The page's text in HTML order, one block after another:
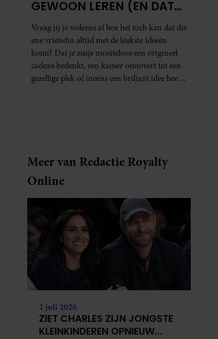
GEWOON LEREN (EN DAT
DOE JE ZO)
Vraag jij je weleens af hoe het toch kan dat die
ene vriendin altijd met de leukste ideeën
komt? Dat je zusje moeiteloos een origineel
cadeau bedenkt, een kamer omtovert tot een
gezellige plek of ineens een briljant idee heeft
Meer van Redactie Royalty
Online
2 juli 2026
ZIET CHARLES ZIJN JONGSTE
KLEINKINDEREN OPNIEUW